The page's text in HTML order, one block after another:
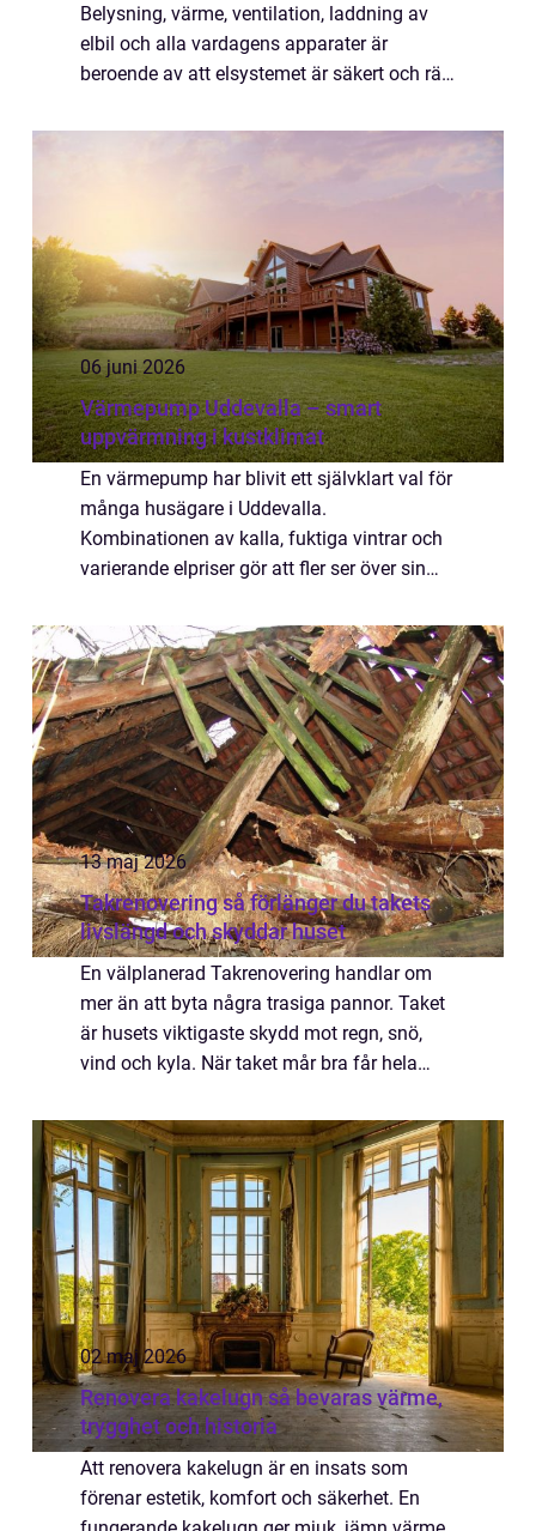
Belysning, värme, ventilation, laddning av
elbil och alla vardagens apparater är
beroende av att elsystemet är säkert och rätt
är äldre villor som renoveras och byg...
06 juni 2026
Värmepump Uddevalla – smart
uppvärmning i kustklimat
En värmepump har blivit ett självklart val för
många husägare i Uddevalla.
Kombinationen av kalla, fuktiga vintrar och
varierande elpriser gör att fler ser över sin
Uddeva...
13 maj 2026
Takrenovering så förlänger du takets
livslängd och skyddar huset
En välplanerad Takrenovering handlar om
mer än att byta några trasiga pannor. Taket
är husets viktigaste skydd mot regn, snö,
vind och kyla. När taket mår bra får hela
vara energieffektivt och behålla sit...
02 maj 2026
Renovera kakelugn så bevaras värme,
trygghet och historia
Att renovera kakelugn är en insats som
förenar estetik, komfort och säkerhet. En